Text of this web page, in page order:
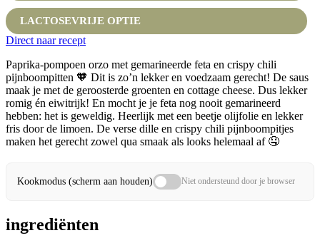
LACTOSEVRIJE OPTIE
Direct naar recept
Paprika-pompoen orzo met gemarineerde feta en crispy chili
pijnboompitten 🧡 Dit is zo’n lekker en voedzaam gerecht! De saus
maak je met de geroosterde groenten en cottage cheese. Dus lekker
romig én eiwitrijk! En mocht je je feta nog nooit gemarineerd
hebben: het is geweldig. Heerlijk met een beetje olijfolie en lekker
fris door de limoen. De verse dille en crispy chili pijnboompitjes
maken het gerecht zowel qua smaak als looks helemaal af 🤤
Kookmodus (scherm aan houden) Niet ondersteund door je browser
ingrediënten